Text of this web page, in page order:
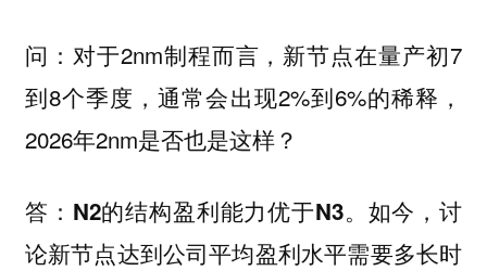
问： 对于2nm制程而言，新节点在量产初7
到8个季度，通常会出现2%到6%的稀释，
2026年2nm是否也是这样？
答：N2的结构盈利能力优于N3。如今，讨
论新节点达到公司平均盈利水平需要多长时